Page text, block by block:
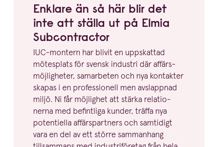
Enklare än så här blir det
inte att ställa ut på Elmia
Subcontractor
IUC-montern har blivit en uppskattad
mötesplats för svensk industri där affärs­
möj­lig­heter, samarbeten och nya kontakter
skapas i en profes­sionell men avslappnad
miljö. Ni får möjlighet att stärka relatio­
nerna med befintliga kunder, träffa nya
potentiella affärspartners och samtidigt
vara en del av ett större sammanhang